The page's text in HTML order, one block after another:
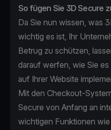
So fügen Sie 3D Secure
Da Sie nun wissen, was
wichtig es ist, Ihr
Betrug zu schützen,
darauf werfen, wie Sie
auf Ihrer Website
Mit den Checkout-
Secure von Anfang an
wichtigen Funktionen